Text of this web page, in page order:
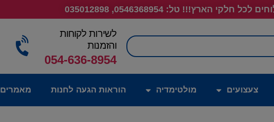
לכל חלקי הארץ!!! טל: 0546368954, 035012898
חיפוש
לשירות לקוחות
והזמנות
054-636-8954
צעצועים מולטימדיה הוראות הגעה לחנות מאמרים